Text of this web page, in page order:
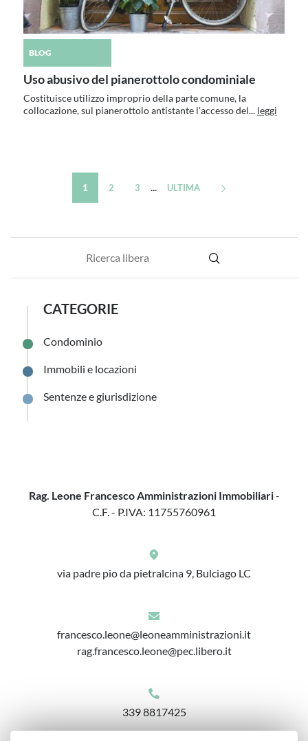
BLOG
Uso abusivo del pianerottolo condominiale
Costituisce utilizzo improprio della parte comune, la
collocazione, sul pianerottolo antistante l'accesso del... leggi
1 2 3 ... ULTIMA
CATEGORIE
Condominio
Immobili e locazioni
Sentenze e giurisdizione
Rag. Leone Francesco Amministrazioni Immobiliari-
C.F. - P.IVA: 11755760961
via padre pio da pietralcina 9, Bulciago LC
francesco.leone@leoneamministrazioni.it
rag.francesco.leone@pec.libero.it
339 8817425